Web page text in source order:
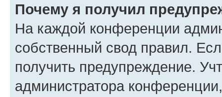
Почему я получил
На каждой конференции
собственный свод правил.
получить предупреждение.
администратора